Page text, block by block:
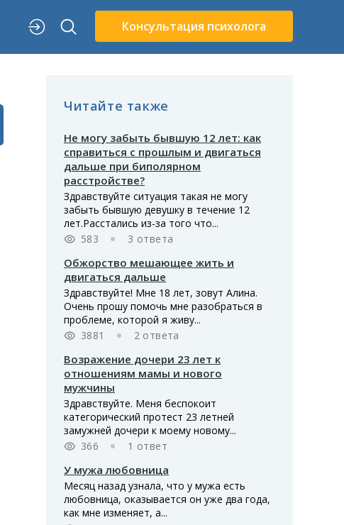
Консультация психолога
Читайте также
Не могу забыть бывшую 12 лет: как
справиться с прошлым и двигаться
дальше при биполярном
расстройстве?
Здравствуйте ситуация такая не могу
забыть бывшую девушку в течение 12
лет.Расстались из-за того что...
583
3 ответа
Обжорство мешающее жить и
двигаться дальше
Здравствуйте! Мне 18 лет, зовут Алина.
Очень прошу помочь мне разобраться в
проблеме, которой я живу...
3881
2 ответа
Возражение дочери 23 лет к
отношениям мамы и нового
мужчины
Здравствуйте. Меня беспокоит
категорический протест 23 летней
замужней дочери к моему новому...
366
1 ответ
У мужа любовница
Месяц назад узнала, что у мужа есть
любовница, оказывается он уже два года,
как мне изменяет, а...